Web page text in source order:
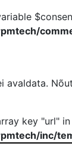
avaldata.
key "url" in
inc/